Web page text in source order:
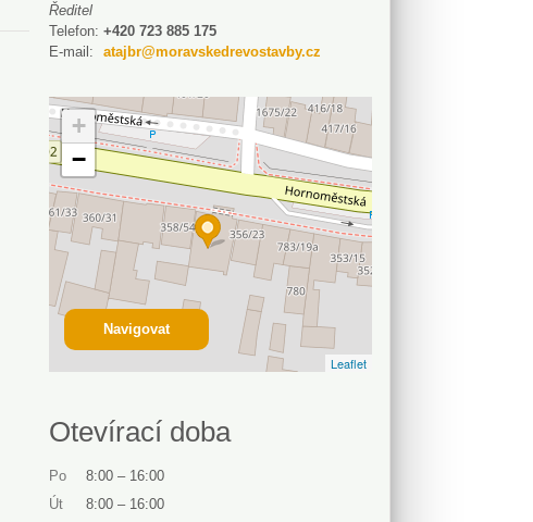
Ředitel
Telefon: +420 723 885 175
E-mail:
atajbr@moravskedrevostavby.cz
+
−
Leaflet
Navigovat
Otevírací doba
Po 8:00 – 16:00
Út
8:00 – 16:00